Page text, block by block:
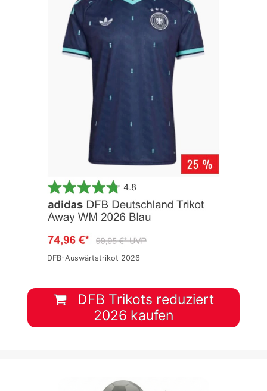
DFB-Auswärtstrikot 2026
DFB Trikots reduziert
2026 kaufen